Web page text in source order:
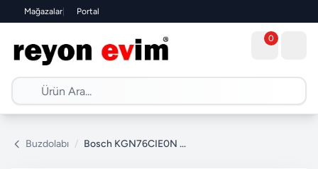
Mağazalar| Portal
0
Buzdolabı / Bosch KGN76CIE0N Kombi No Frost Buzdolabı